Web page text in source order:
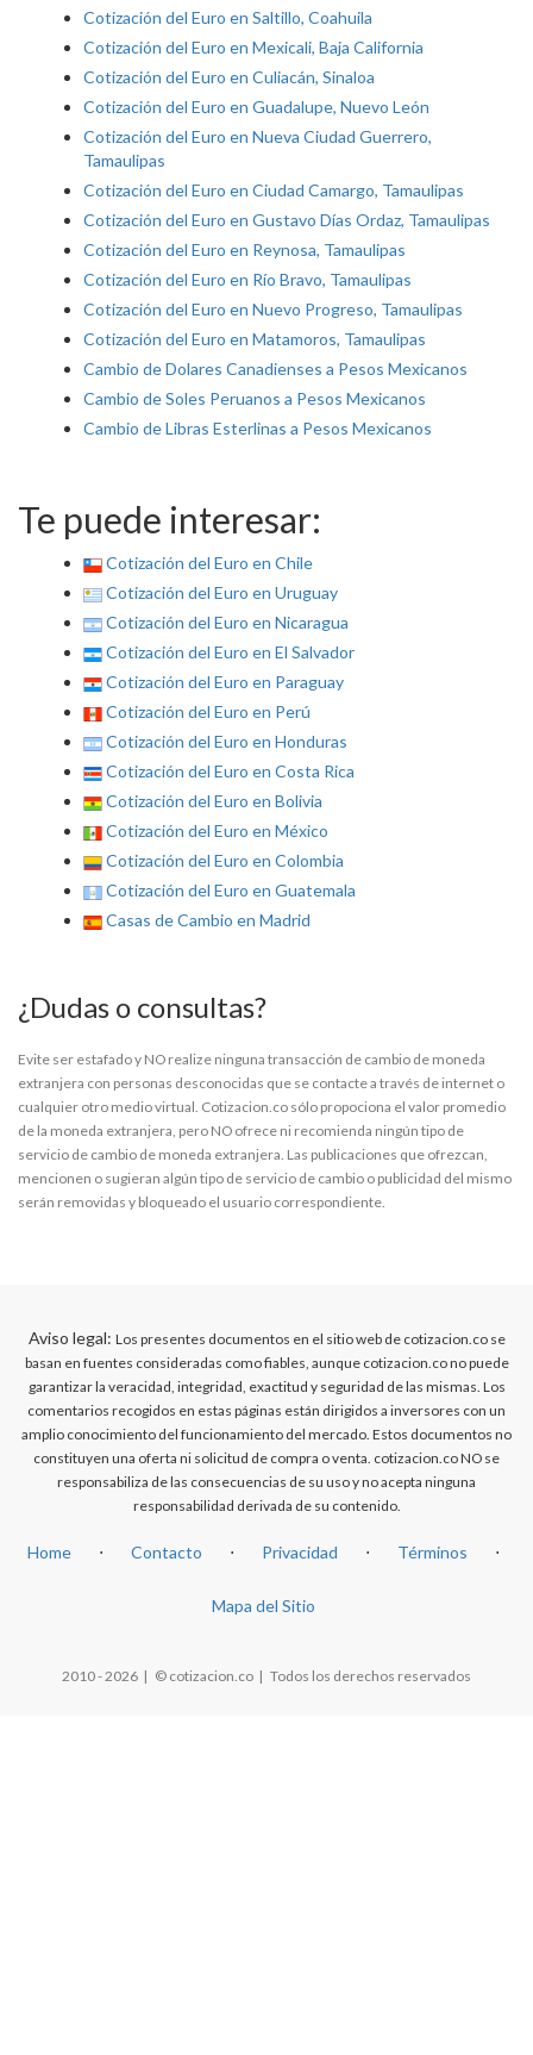
Cotización del Euro en Saltillo, Coahuila
Cotización del Euro en Mexicali, Baja California
Cotización del Euro en Culiacán, Sinaloa
Cotización del Euro en Guadalupe, Nuevo León
Cotización del Euro en Nueva Ciudad Guerrero,
Tamaulipas
Cotización del Euro en Ciudad Camargo, Tamaulipas
Cotización del Euro en Gustavo Días Ordaz, Tamaulipas
Cotización del Euro en Reynosa, Tamaulipas
Cotización del Euro en Río Bravo, Tamaulipas
Cotización del Euro en Nuevo Progreso, Tamaulipas
Cotización del Euro en Matamoros, Tamaulipas
Cambio de Dolares Canadienses a Pesos Mexicanos
Cambio de Soles Peruanos a Pesos Mexicanos
Cambio de Libras Esterlinas a Pesos Mexicanos
Te puede interesar:
Cotización del Euro en Chile
Cotización del Euro en Uruguay
Cotización del Euro en Nicaragua
Cotización del Euro en El Salvador
Cotización del Euro en Paraguay
Cotización del Euro en Perú
Cotización del Euro en Honduras
Cotización del Euro en Costa Rica
Cotización del Euro en Bolivia
Cotización del Euro en México
Cotización del Euro en Colombia
Cotización del Euro en Guatemala
Casas de Cambio en Madrid
¿Dudas o consultas?
Evite ser estafado y NO realize ninguna transacción de cambio de moneda
extranjera con personas desconocidas que se contacte a través de internet o
cualquier otro medio virtual. Cotizacion.co sólo propociona el valor promedio
de la moneda extranjera, pero NO ofrece ni recomienda ningún tipo de
servicio de cambio de moneda extranjera. Las publicaciones que ofrezcan,
mencionen o sugieran algún tipo de servicio de cambio o publicidad del mismo
serán removidas y bloqueado el usuario correspondiente.
Aviso legal: Los presentes documentos en el sitio web de cotizacion.co se
basan en fuentes consideradas como fiables, aunque cotizacion.co no puede
garantizar la veracidad, integridad, exactitud y seguridad de las mismas. Los
comentarios recogidos en estas páginas están dirigidos a inversores con un
amplio conocimiento del funcionamiento del mercado. Estos documentos no
constituyen una oferta ni solicitud de compra o venta. cotizacion.co NO se
responsabiliza de las consecuencias de su uso y no acepta ninguna
responsabilidad derivada de su contenido.
Home ⋅ Contacto ⋅ Privacidad ⋅ Términos ⋅
Mapa del Sitio
2010 - 2026 | © cotizacion.co | Todos los derechos reservados